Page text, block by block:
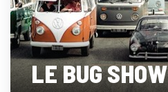
LE BUG SHOW